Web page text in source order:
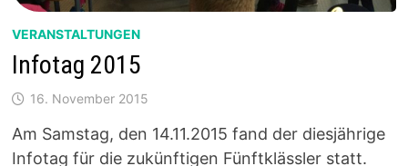
VERANSTALTUNGEN
Infotag 2015
16. November 2015
Am Samstag, den 14.11.2015 fand der diesjährige
Infotag für die zukünftigen Fünftklässler statt.